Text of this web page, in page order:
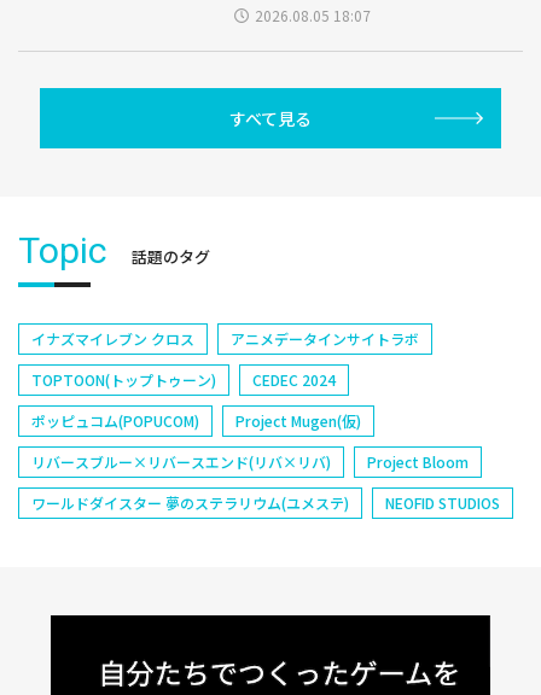
2026.08.05 18:07
すべて見る
Topic 話題のタグ
イナズマイレブン クロス
アニメデータインサイトラボ
TOPTOON(トップトゥーン)
CEDEC 2024
ポッピュコム(POPUCOM)
Project Mugen(仮)
リバースブルー×リバースエンド(リバ×リバ)
Project Bloom
ワールドダイスター 夢のステラリウム(ユメステ)
NEOFID STUDIOS